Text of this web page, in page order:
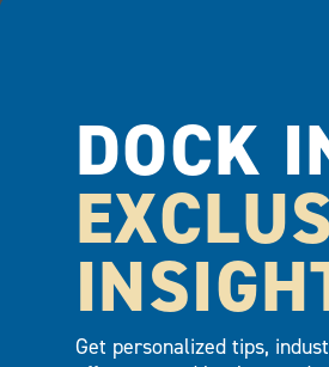
DOCK
Get personalized tips,